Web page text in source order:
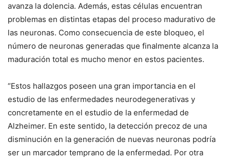
avanza la dolencia. Además, estas células encuentran
problemas en distintas etapas del proceso madurativo de
las neuronas. Como consecuencia de este bloqueo, el
número de neuronas generadas que finalmente alcanza la
maduración total es mucho menor en estos pacientes.
“Estos hallazgos poseen una gran importancia en el
estudio de las enfermedades neurodegenerativas y
concretamente en el estudio de la enfermedad de
Alzheimer. En este sentido, la detección precoz de una
disminución en la generación de nuevas neuronas podría
ser un marcador temprano de la enfermedad. Por otra